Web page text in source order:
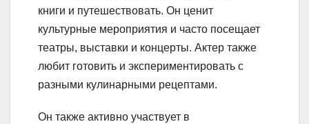
книги и путешествовать. Он ценит
культурные мероприятия и часто посещает
театры, выставки и концерты. Актер также
любит готовить и экспериментировать с
разными кулинарными рецептами.
Он также активно участвует в